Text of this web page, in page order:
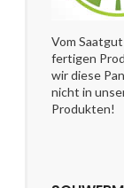
Vom
fertigen
wir diese
nicht in
Produkten!